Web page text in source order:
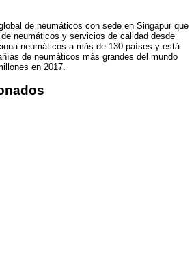
de neumáticos con sede en Singapur que
neumáticos y servicios de calidad desde
neumáticos a más de 130 países y está
de neumáticos más grandes del mundo
en 2017.